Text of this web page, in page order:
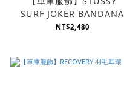
SURF JOKER BANDANA
NT$2,480